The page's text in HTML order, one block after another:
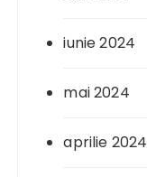
iunie 2024
mai 2024
aprilie 2024